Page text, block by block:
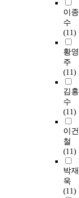
이종
수
(11)
황영
주
(11)
김홍
수
(11)
이건
철
(11)
박재
욱
(11)